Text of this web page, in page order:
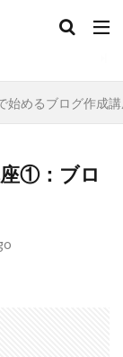
始めるブログ作成
①：ブロ